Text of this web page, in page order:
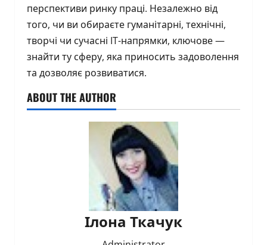
перспективи ринку праці. Незалежно від
того, чи ви обираєте гуманітарні, технічні,
творчі чи сучасні IT-напрямки, ключове —
знайти ту сферу, яка приносить задоволення
та дозволяє розвиватися.
ABOUT THE AUTHOR
Ілона Ткачук